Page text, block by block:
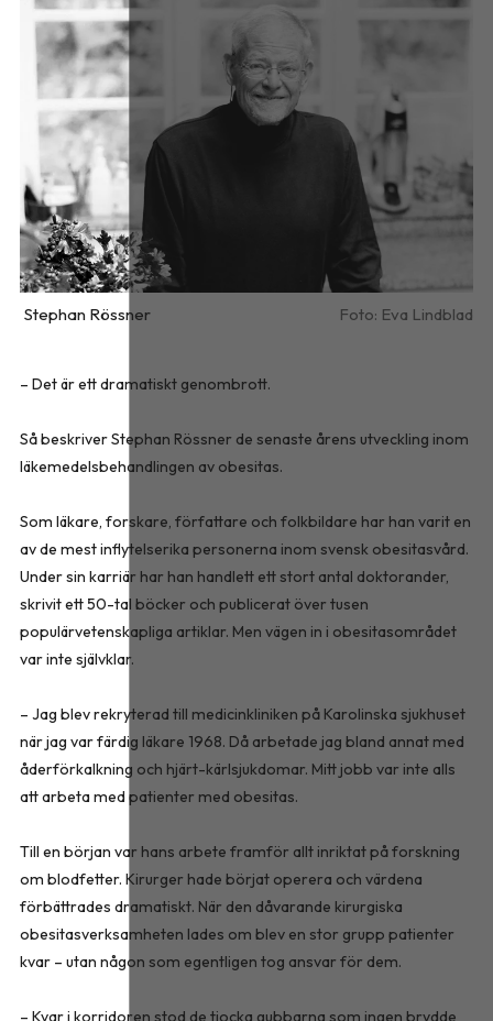
Stephan Rössner Eva Lindblad
– Det är ett dramatiskt genombrott.
Så beskriver Stephan Rössner de senaste årens utveckling inom
läkemedelsbehandlingen av obesitas.
Som läkare, forskare, författare och folkbildare har han varit en
av de mest inflytelserika personerna inom svensk obesitasvård.
Under sin karriär har han handlett ett stort antal doktorander,
skrivit ett 50-tal böcker och publicerat över tusen
populärvetenskapliga artiklar. Men vägen in i obesitasområdet
var inte självklar.
– Jag blev rekryterad till medicinkliniken på Karolinska sjukhuset
när jag var färdig läkare 1968. Då arbetade jag bland annat med
åderförkalkning och hjärt-kärlsjukdomar. Mitt jobb var inte alls
att arbeta med patienter med obesitas.
Till en början var hans arbete framför allt inriktat på forskning
om blodfetter. Kirurger hade börjat operera och värdena
förbättrades dramatiskt. När den dåvarande kirurgiska
obesitasverksamheten lades om blev en stor grupp patienter
kvar – utan någon som egentligen tog ansvar för dem.
– Kvar i korridoren stod de tjocka gubbarna som ingen brydde